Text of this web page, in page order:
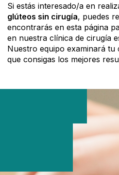
Si estás interesado/a en
glúteos sin cirugía, puedes
encontrarás en esta página
en nuestra clínica de cirugía
Nuestro equipo examinará
que consigas los mejores